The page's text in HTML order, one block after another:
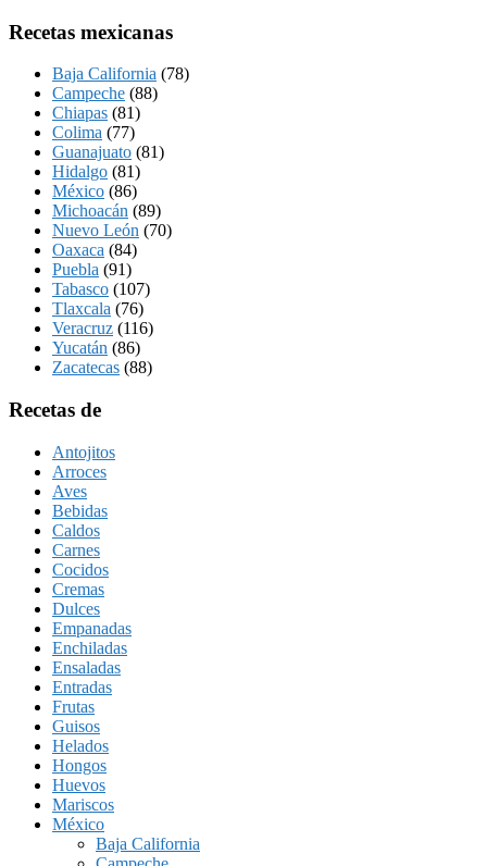
Recetas mexicanas
Baja California (78)
Campeche (88)
Chiapas (81)
Colima (77)
Guanajuato (81)
Hidalgo (81)
México (86)
Michoacán (89)
Nuevo León (70)
Oaxaca (84)
Puebla (91)
Tabasco (107)
Tlaxcala (76)
Veracruz (116)
Yucatán (86)
Zacatecas (88)
Recetas de
Antojitos
Arroces
Aves
Bebidas
Caldos
Carnes
Cocidos
Cremas
Dulces
Empanadas
Enchiladas
Ensaladas
Entradas
Frutas
Guisos
Helados
Hongos
Huevos
Mariscos
México
Baja California